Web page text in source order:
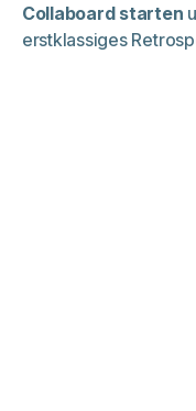
Collaboard starten
erstklassiges